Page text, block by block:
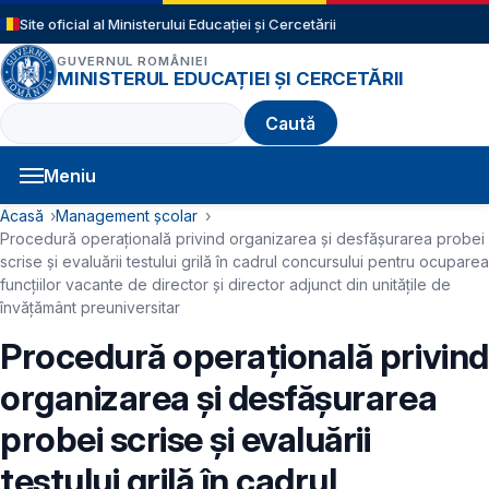
Sari la conținutul principal
Site oficial al Ministerului Educației și Cercetării
GUVERNUL ROMÂNIEI
MINISTERUL EDUCAȚIEI ȘI CERCETĂRII
Caută
Meniu
Navigație principală
Cale de navigare
Acasă
Management școlar
Procedură operațională privind organizarea și desfășurarea probei
scrise și evaluării testului grilă în cadrul concursului pentru ocuparea
funcțiilor vacante de director și director adjunct din unitățile de
învățământ preuniversitar
Procedură operațională privind
organizarea și desfășurarea
probei scrise și evaluării